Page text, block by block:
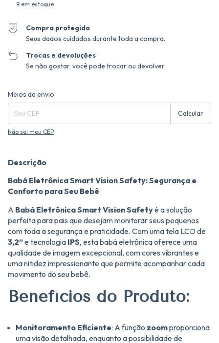
9em estoque
Compra protegida
Seus dados cuidados durante toda a compra.
Trocas e devoluções
Se não gostar, você pode trocar ou devolver.
Entregas para o CEP:
Meios de envio
Calcular
Não sei meu CEP
Descrição
Babá Eletrônica Smart Vision Safety: Segurança e
Conforto para Seu Bebê
A Babá Eletrônica Smart Vision Safetyé a solução
perfeita para pais que desejam monitorar seus pequenos
com toda a segurança e praticidade. Com uma tela LCD de
3,2”e tecnologia IPS, esta babá eletrônica oferece uma
qualidade de imagem excepcional, com cores vibrantes e
uma nitidez impressionante que permite acompanhar cada
movimento do seu bebê.
Benefícios do Produto:
Monitoramento Eficiente: A função zoomproporciona
uma visão detalhada, enquanto a possibilidade de